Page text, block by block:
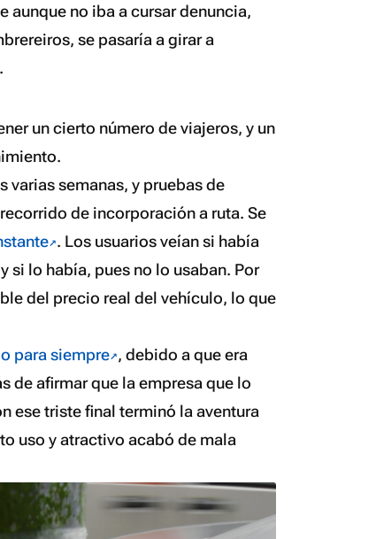
aunque no iba a cursar denuncia,
se pasaría a girar a
un cierto número de viajeros, y un
varias semanas, y pruebas de
de incorporación a ruta. Se
. Los usuarios veían si había
si lo había, pues no lo usaban. Por
del precio real del vehículo, lo que
para siempre , debido a que era
de afirmar que la empresa que lo
ese triste final terminó la aventura
uso y atractivo acabó de mala